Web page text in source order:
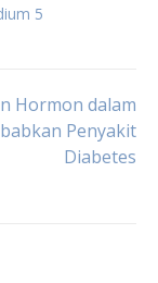
5
Hormon dalam
Penyakit
Diabetes